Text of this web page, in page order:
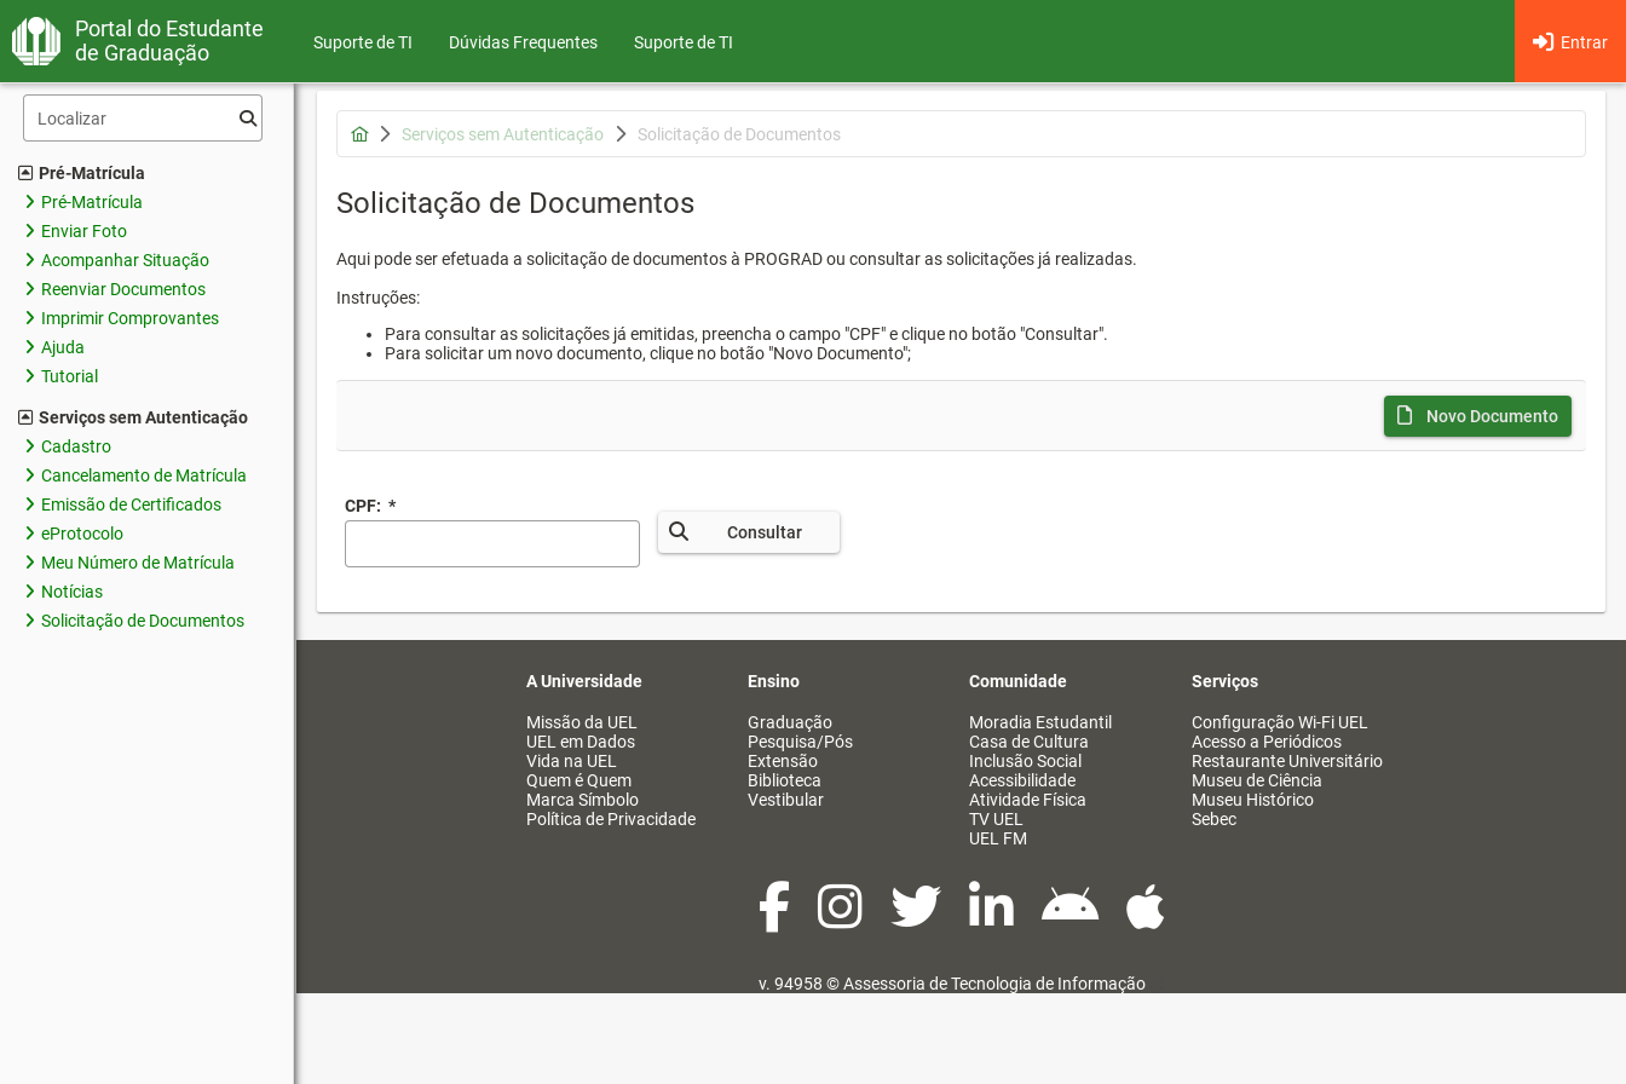
Portal do Estudante
de Graduação
Suporte de TI Dúvidas Frequentes Entrar
Suporte de TI
Pré-Matrícula
Pré-Matrícula
Enviar Foto
Acompanhar Situação
Reenviar Documentos
Imprimir Comprovantes
Ajuda
Tutorial
Serviços sem Autenticação
Cadastro
Cancelamento de Matrícula
Emissão de Certificados
eProtocolo
Meu Número de Matrícula
Notícias
Solicitação de Documentos
Serviços sem Autenticação Solicitação de Documentos
Solicitação de Documentos
Aqui pode ser efetuada a solicitação de documentos à PROGRAD ou consultar as solicitações já realizadas.
Instruções:
Para consultar as solicitações já emitidas, preencha o campo "CPF" e clique no botão "Consultar".
Para solicitar um novo documento, clique no botão "Novo Documento";
Novo Documento
CPF: *
Consultar
A Universidade
Missão da UEL
UEL em Dados
Vida na UEL
Quem é Quem
Marca Símbolo
Política de Privacidade
Ensino
Graduação
Pesquisa/Pós
Extensão
Biblioteca
Vestibular
Comunidade
Moradia Estudantil
Casa de Cultura
Inclusão Social
Acessibilidade
Atividade Física
TV UEL
UEL FM
Serviços
Configuração Wi-Fi UEL
Acesso a Periódicos
Restaurante Universitário
Museu de Ciência
Museu Histórico
Sebec
v. 94958 ©Assessoria de Tecnologia de Informação